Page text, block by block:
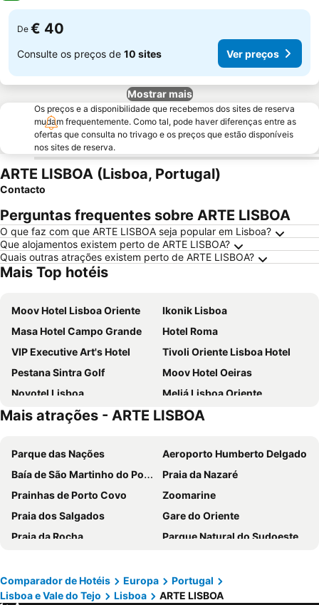
De € 40
Consulte os preços de 10 sites Ver preços
Mostrar mais
Os preços e a disponibilidade que recebemos dos sites de reserva
mudam frequentemente. Como tal, pode haver diferenças entre as
ofertas que consulta no trivago e os preços que estão disponíveis
nos sites de reserva.
ARTE LISBOA (Lisboa, Portugal)
Contacto
Perguntas frequentes sobre ARTE LISBOA
O que faz com que ARTE LISBOA seja popular em Lisboa?
Que alojamentos existem perto de ARTE LISBOA?
Quais outras atrações existem perto de ARTE LISBOA?
Mais Top hotéis
Moov Hotel Lisboa Oriente
Ikonik Lisboa
Masa Hotel Campo Grande
Hotel Roma
VIP Executive Art's Hotel
Tivoli Oriente Lisboa Hotel
Pestana Sintra Golf
Moov Hotel Oeiras
Novotel Lisboa
Meliá Lisboa Oriente
VIP Executive Zurique Hotel
TRYP by Wyndham Lisboa Caparica Mar
VIP Executive Entrecampos Hotel
Selina Secret Garden Lisbon
Residencial Jardim Da Amadora
Evidencia Belverde Atitude Hotel
Holiday Inn Express Lisbon - Oeiras By Ihg
ibis Lisboa Parque das Naçoes
ibis Lisboa Jose Malhoa
Eurostars Universal Lisboa
ibis Lisboa Sintra
Stay Hotel Lisboa Aeroporto
Avenida Park
INATEL Oeiras
ibis Lisboa Alfragide
VIP Grand Lisboa Hotel & SPA
Mais atrações - ARTE LISBOA
Parque das Nações
Aeroporto Humberto Delgado
Baía de São Martinho do Porto
Praia da Nazaré
Prainhas de Porto Covo
Zoomarine
Praia dos Salgados
Gare do Oriente
Praia da Rocha
Parque Natural do Sudoeste Alentejano e Costa Vicentina
Melides
Baleal
Portinho da Arrábida
Mina de São Domingos
Comparador de Hotéis Europa
Portugal
Lisboa e Vale do Tejo
Lisboa ARTE LISBOA